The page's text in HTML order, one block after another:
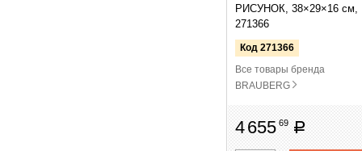
РИСУНОК, 38×29×16 см,
271366
Код 271366
Все товары бренда
BRAUBERG
4655 69 руб